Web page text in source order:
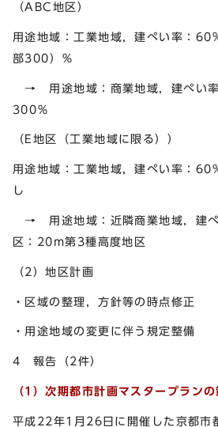
（ABC地区）
用途地域：工業地域，建ぺい率：60
部300）％
→ 用途地域：商業地域，建ぺい率
300％
（E地区（工業地域に限る））
用途地域：工業地域，建ぺい率：60
し
→ 用途地域：近隣商業地域，建ぺ
区：20m第3種高度地区
（2）地区計画
・区域の整理，方針等の時点修正
・用途地域の変更に伴う規定整備
4 報告（2件）
（1）次期都市計画マスタープラン
平成22年1月26日に開催した京都市